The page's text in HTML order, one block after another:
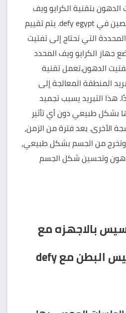
بتقنية الكرايو ويف
بالتشاور مع أطباء متخصصين في defy egypt. يتم تقييم
التي تحتاج إلى تفتيت
جهاز الكرايو ويف المحدد
الدهون.تعمل تقنية
المنطقة المعالجة إلى
هذا التبريد يسبب تجميد
بشكل طبيعي دون أي تأثير
الأخرى. بعد فترة من الزمن،
من الجسم بشكل طبيعي،
وتحسين شكل الجسم
بالاجهزه مع
جلسات تخسيس البطن مع defy